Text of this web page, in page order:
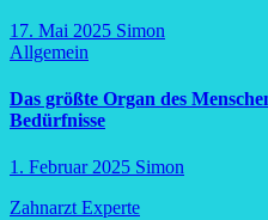
17. Mai 2025 Simon
Allgemein
Das größte Organ des
Bedürfnisse
1. Februar 2025 Simon
Zahnarzt Experte